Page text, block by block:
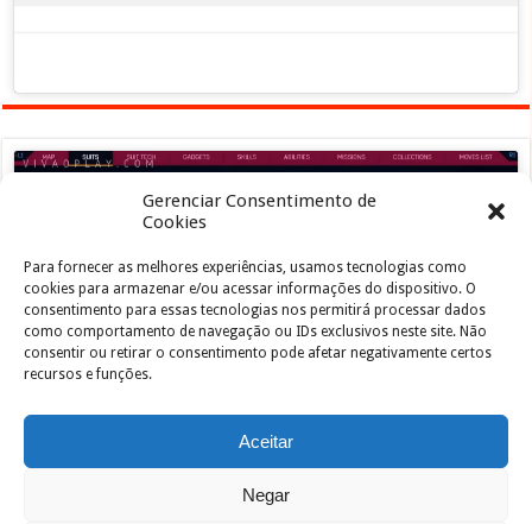
Gerenciar Consentimento de
Cookies
Para fornecer as melhores experiências, usamos tecnologias como
cookies para armazenar e/ou acessar informações do dispositivo. O
consentimento para essas tecnologias nos permitirá processar dados
como comportamento de navegação ou IDs exclusivos neste site. Não
consentir ou retirar o consentimento pode afetar negativamente certos
recursos e funções.
Aceitar
Negar
Clique para aceitar os cookies marketing e
ativar este conteúdo